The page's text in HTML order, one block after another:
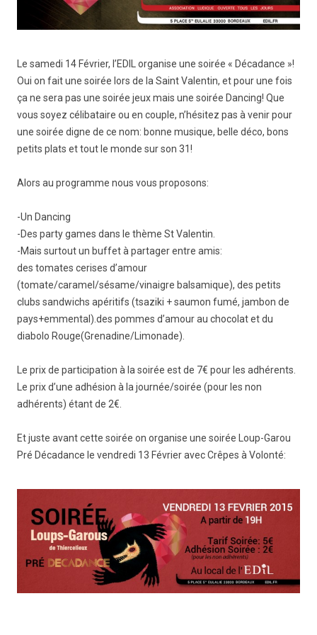
Le samedi 14 Février, l’EDIL organise une soirée « Décadance »!
Oui on fait une soirée lors de la Saint Valentin, et pour une fois
ça ne sera pas une soirée jeux mais une soirée Dancing! Que
vous soyez célibataire ou en couple, n’hésitez pas à venir pour
une soirée digne de ce nom: bonne musique, belle déco, bons
petits plats et tout le monde sur son 31!
Alors au programme nous vous proposons:
-Un Dancing
-Des party games dans le thème St Valentin.
-Mais surtout un buffet à partager entre amis:
des tomates cerises d’amour
(tomate/caramel/sésame/vinaigre balsamique), des petits
clubs sandwichs apéritifs (tsaziki + saumon fumé, jambon de
pays+emmental).des pommes d’amour au chocolat et du
diabolo Rouge(Grenadine/Limonade).
Le prix de participation à la soirée est de 7€ pour les adhérents.
Le prix d’une adhésion à la journée/soirée (pour les non
adhérents) étant de 2€.
Et juste avant cette soirée on organise une soirée Loup-Garou
Pré Décadance le vendredi 13 Février avec Crêpes à Volonté: